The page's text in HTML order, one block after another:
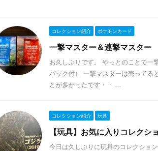
コレクション紹介 ポケモンカード
一撃マスター＆連撃マスター
お久しぶりです。 やっとのことで一
パック付） 一撃マスターは売ってる
とが多かったです・・ ...
コレクション紹介 玩具
【玩具】お気に入りコレクシ
今日は久しぶりに玩具のコレクショ